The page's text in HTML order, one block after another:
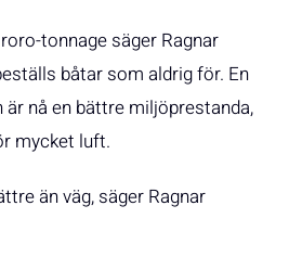
tonnage säger Ragnar
båtar som aldrig för. En
nå en bättre miljöprestanda,
mycket luft.
än väg, säger Ragnar